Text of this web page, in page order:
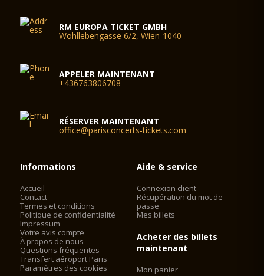
RM EUROPA TICKET GMBH
Wohllebengasse 6/2, Wien-1040
APPELER MAINTENANT
+436763806708
RÉSERVER MAINTENANT
office@parisconcerts-tickets.com
Informations
Accueil
Contact
Termes et conditions
Politique de confidentialité
Impressum
Votre avis compte
À propos de nous
Questions fréquentes
Transfert aéroport Paris
Paramètres des cookies
Aide & service
Connexion client
Récupération du mot de
passe
Mes billets
Acheter des billets
maintenant
Mon panier